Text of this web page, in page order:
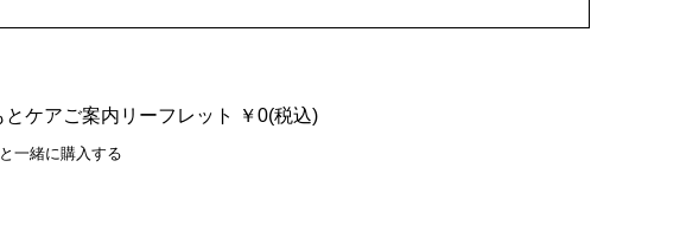
とケアご案内リーフレット ￥0(税込)
一緒に購入する